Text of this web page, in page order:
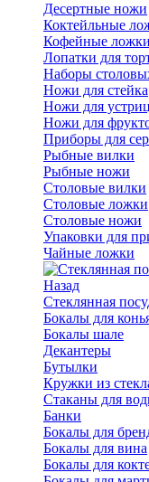
Десертные ножи
Коктейльные
Кофейные ложки
Лопатки для
Наборы
Ножи для стейка
Ножи для устриц
Ножи для
Приборы для
Рыбные вилки
Рыбные ножи
Столовые вилки
Столовые ложки
Столовые ножи
Упаковки для
Чайные ложки
Назад
Стеклянная
Бокалы для
Бокалы шале
Декантеры
Бутылки
Кружки из
Стаканы для
Банки
Бокалы для
Бокалы для вина
Бокалы для